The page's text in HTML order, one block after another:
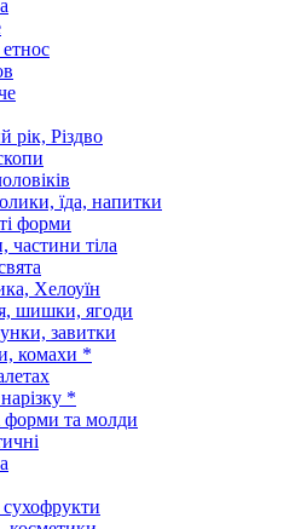
рік, Різдво
їда, напитки
форми
частини тіла
Хелоуїн
шишки, ягоди
завитки
комахи *
*
форми та молди